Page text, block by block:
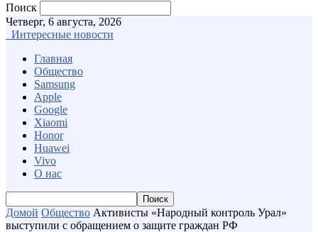
Поиск
Четверг, 6 августа, 2026
Интересные новости
Главная
Общество
Samsung
Apple
Google
Xiaomi
Honor
Huawei
Vivo
О нас
Домой Общество Активисты «Народный контроль Урал»
выступили с обращением о защите граждан РФ